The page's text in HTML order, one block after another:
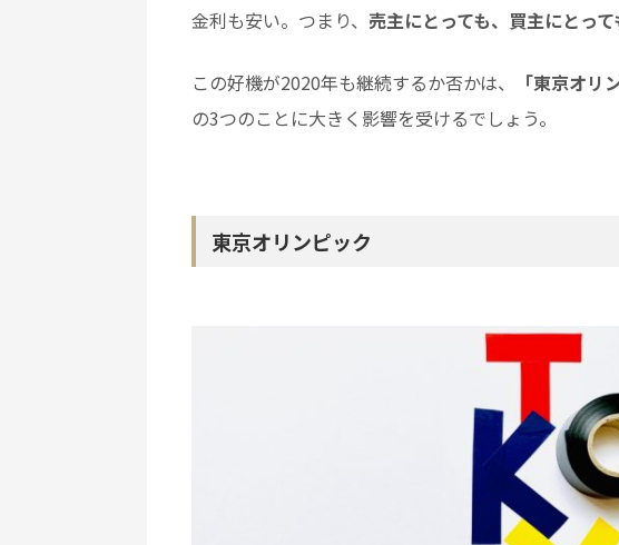
金利も安い。つまり、 売主にとっても、買主にとっ
この好機が2020年も継続するか否かは、
「東京オリ
の3つのことに大きく影響を受けるでしょう。
東京オリンピック